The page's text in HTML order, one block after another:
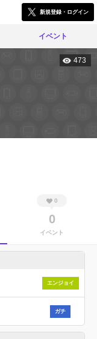
新規登録・ログイン
イベント
473
0
0
イベント
エンジョイ
ガチ